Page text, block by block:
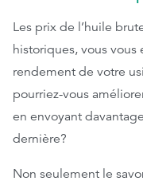
Les prix de l’huile
historiques, vous
rendement de votre
pourriez-vous
en envoyant
dernière?
Non seulement le